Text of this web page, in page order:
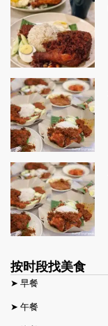
按时段找美食
➤ 早餐
➤ 午餐